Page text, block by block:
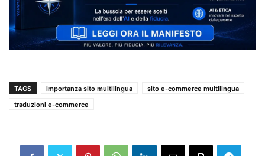
TAGS importanza sito multilingua
sito e-commerce multilingua
traduzioni e-commerce